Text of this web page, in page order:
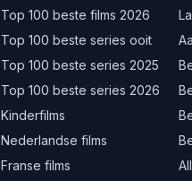
Top 100 beste films 2026
Top 100 beste series ooit
Top 100 beste series 2025
Top 100 beste series 2026
Kinderfilms
Nederlandse films
Franse films